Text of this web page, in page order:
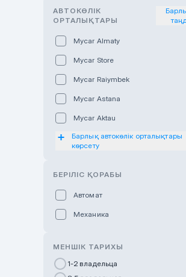
АВТОКӨЛІК
ОРТАЛЫҚТАРЫ
Mycar Almaty
Mycar Store
Mycar Raiymbek
Mycar Astana
Mycar Aktau
Mycar Uralsk
Haval & Tank Pavlodar
Bavaria Almaty
Mycar Shymkent
Барлық автокөлік орталықтары
көрсету
БЕРІЛІС ҚОРАБЫ
Автомат
Механика
МЕНШІК ТАРИХЫ
1-2 владельца